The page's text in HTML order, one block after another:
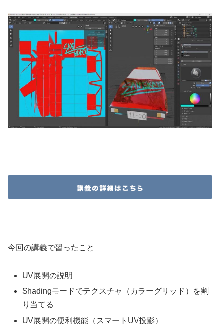
今回の講義で習ったこと
UV展開の説明
Shadingモードでテクスチャ（カラーグリッド）を割
り当てる
UV展開の便利機能（スマートUV投影）